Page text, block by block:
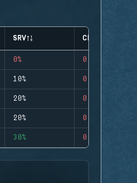
SRV CLUTCHES
0% 0
10% 0
20% 0
20% 0
30% 0